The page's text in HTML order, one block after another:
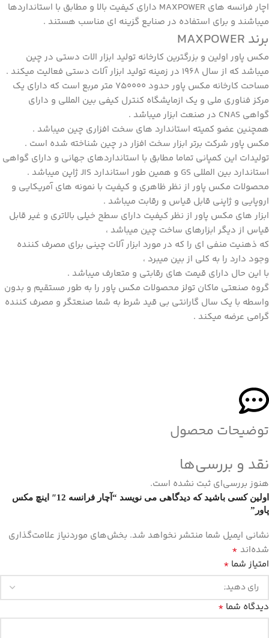
اچار فرانسه های MAXPOWER
دارای کیفیت بالا و مطابق با استانداردها
میباشند و برای استفاده در صنایع گزینه ای مناسب هستند .
برند MAXPOWER
مکس پاور اولین و بزرگترین کارخانه تولید ابزار الات دستی در چین
میباشد که از سال 1968 در زمینه تولید ابزار آلات دستی فعالیت میکند .
مساحت کارخانه مکس پاور حدود 750000 متر مربع است که دارای یک
مرکز فناوری ملی و یک ازمایشگاه کنترل کیفی بین المللی و دارای
گواهی CNAS در صنعت ابزار میباشد .
همچنین عضو کمیته استاندارد های سخت افزاری چین میباشد .
مکس پاور شرکت برتر ابزار سخت افزار در چین شناخته شده است .
تولیدات این کمپانی تماما مطابق با استانداردهای جهانی و دارای گواهی
استاندارد بین المللی GS و همین طور استاندارد JIS ژاپن میباشد .
محصولات مکس پاور از نظر ظاهری و کیفیت با نمونه های آمریکایی و
اروپایی و ژاپنی قابل قیاس و رقابت میباشد .
ابزار های مکس پاور از نظر کیفیت دارای سطح خیلی بالاتری و غیر قابل
قیاس از دیگر ابزارهای ساخت چین میباشد ،
که ذهنیت منفی ای را که در مورد ابزار آلات چینی برای مصرف کننده
وجود دارد را به کلی از بین میبرد ،
با این حال دارای قیمت های رقابتی و متعارف میباشد .
گروه صنعتی ماکان تولز محصولات مکس پاور را به طور مستقیم و بدون
واسطه با یک سال گارانتی بی قید شرط به شما صنعتگر و مصرف کننده
گرامی عرضه میکند .
توضیحات محصول
نقد و بررسی‌ها
هنوز بررسی‌ای ثبت نشده است.
اولین کسی باشید که دیدگاهی می نویسد “آچار فرانسه 12″ اینچ مکس
پاور”
نشانی ایمیل شما منتشر نخواهد شد. بخش‌های موردنیاز علامت‌گذاری
شده‌اند *
امتیاز شما *
دیدگاه شما *